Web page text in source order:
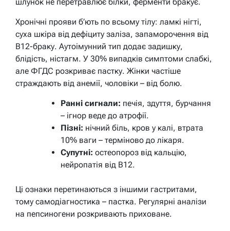
Хронічні прояви б’ють по всьому тілу: ламкі нігті,
суха шкіра від дефіциту заліза, запаморочення від
B12-браку. Аутоімунний тип додає задишку,
блідість, ністагм. У 30% випадків симптоми слабкі,
але ФГДС розкриває пастку. Жінки частіше
страждають від анемії, чоловіки – від болю.
Ранні сигнали: печія, здуття, бурчання
– ігнор веде до атрофії.
Пізні: нічний біль, кров у калі, втрата
10% ваги – терміново до лікаря.
Супутні: остеопороз від кальцію,
нейропатія від B12.
Ці ознаки перетинаються з іншими гастритами,
тому самодіагностика – пастка. Регулярні аналізи
на пепсиногени розкривають приховане.